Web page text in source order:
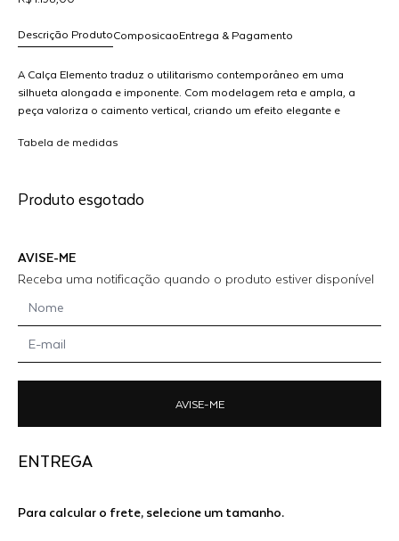
Composicao
Descrição Produto Entrega & Pagamento
A Calça Elemento traduz o utilitarismo contemporâneo em uma
silhueta alongada e imponente. Com modelagem reta e ampla, a
peça valoriza o caimento vertical, criando um efeito elegante e
técnica da linha Elemento, trazendo identidade e funcionalidade ao
marcante, a Calça Elemento funciona tanto como peça protagonista
Tabela de medidas
Produto esgotado
AVISE-ME
Receba uma notificação quando o produto estiver disponível
AVISE-ME
ENTREGA
Para calcular o frete, selecione um tamanho.